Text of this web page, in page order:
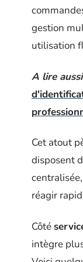
gestion
utilisation
A lire
Cet atout
disposent
réagir
Côté
intègre